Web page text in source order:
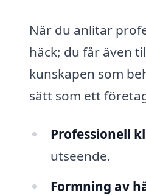
När du anlitar
häck; du får även
kunskapen som
sätt som ett
Professionell
utseende.
Formning av